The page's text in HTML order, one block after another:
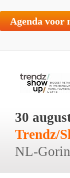
Agenda voor
30
Trendz/
NL-